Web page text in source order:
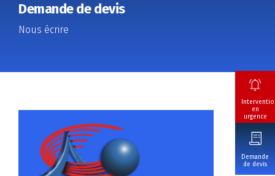
en
urgence
Demande
de devis
Demande de devis
Nous écrire